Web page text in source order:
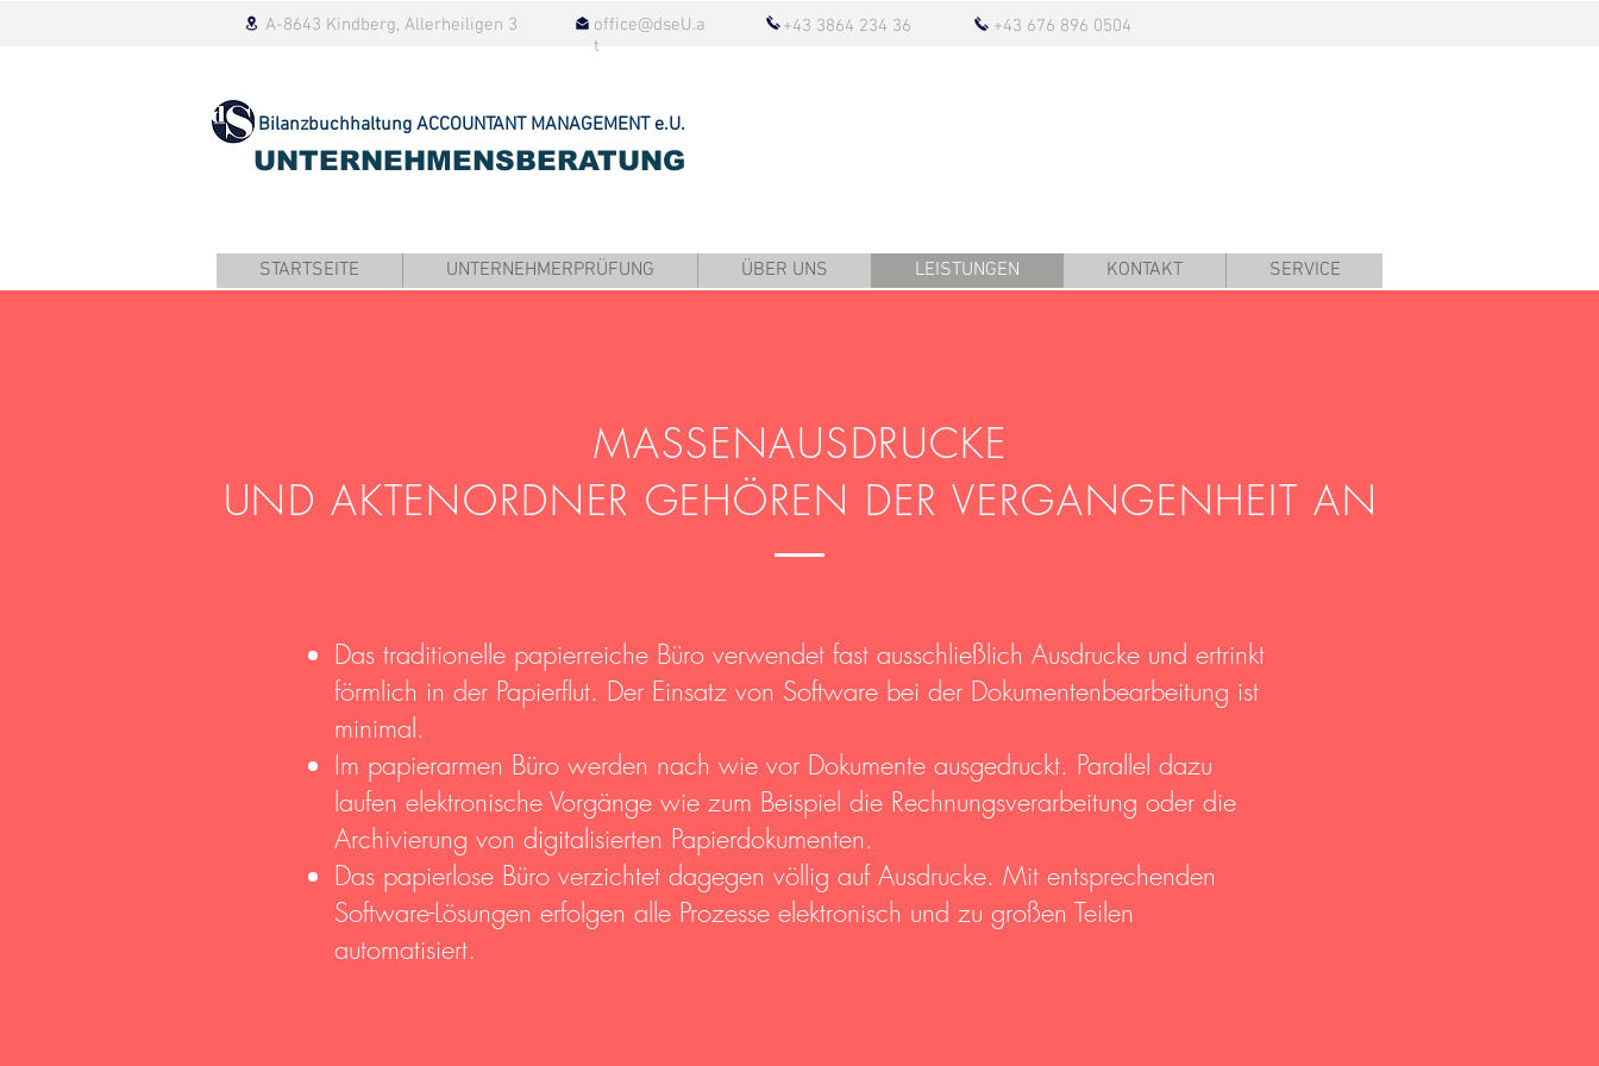
A-8643 Kindberg, Allerheiligen 3
office@dseU.a
t
+43 676 896 0504
+43 3864 234 36
Bilanzbuchhaltung ACCOUNTANT MANAGEMENT e.U.
UNTERNEHMENSBERATUNG
STARTSEITE UNTERNEHMERPRÜFUNG ÜBER UNS LEISTUNGEN KONTAKT SERVICE
MASSENAUSDRUCKE
UND AKTENORDNER GEHÖREN DER VERGANGENHEIT AN
Das traditionelle papierreiche Büro verwendet fast ausschließlich Ausdrucke und ertrinkt
förmlich in der Papierflut. Der Einsatz von Software bei der Dokumentenbearbeitung ist
minimal.
Im papierarmen Büro werden nach wie vor Dokumente ausgedruckt. Parallel dazu
laufen elektronische Vorgänge wie zum Beispiel die Rechnungsverarbeitung oder die
Archivierung von digitalisierten Papierdokumenten.
Das papierlose Büro verzichtet dagegen völlig auf Ausdrucke. Mit entsprechenden
Software-Lösungen erfolgen alle Prozesse elektronisch und zu großen Teilen
automatisiert.